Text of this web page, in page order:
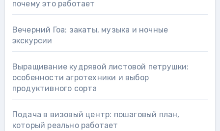
почему это работает
Вечерний Гоа: закаты, музыка и ночные
экскурсии
Выращивание кудрявой листовой петрушки:
особенности агротехники и выбор
продуктивного сорта
Подача в визовый центр: пошаговый план,
который реально работает